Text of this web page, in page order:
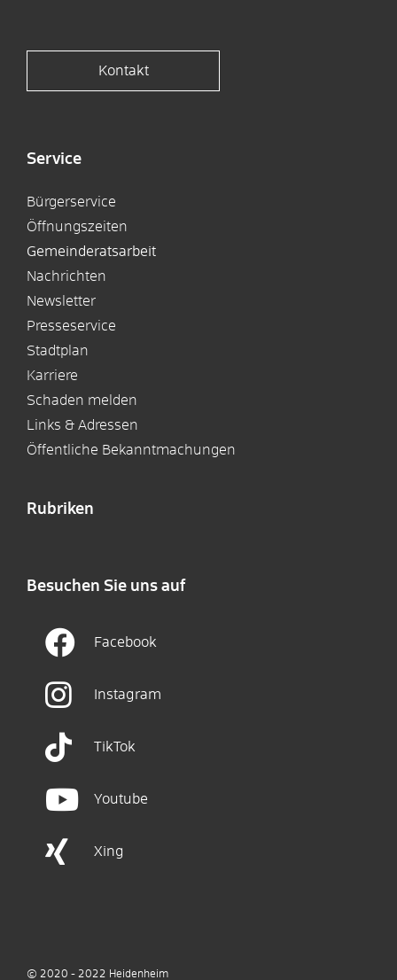
Kontakt
Service
Bürgerservice
Öffnungszeiten
Gemeinderatsarbeit
Nachrichten
Newsletter
Presseservice
Stadtplan
Karriere
Schaden melden
Links & Adressen
Öffentliche Bekanntmachungen
Rubriken
Besuchen Sie uns auf
Facebook
Instagram
TikTok
Youtube
Xing
© 2020 - 2022 Heidenheim